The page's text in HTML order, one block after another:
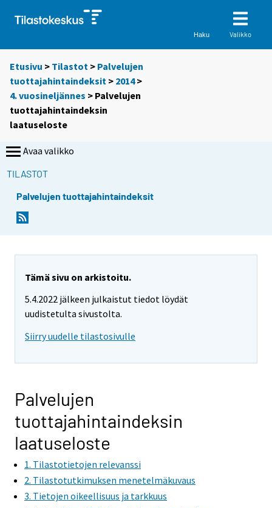
Haku Valikko
Etusivu > Tilastot > Palvelujen
tuottajahintaindeksit > 2014>
4. vuosineljännes > Palvelujen
tuottajahintaindeksin
laatuseloste
Avaa valikko
TILASTOT
Palvelujen tuottajahintaindeksit
Tämä sivu on arkistoitu.
5.4.2022 jälkeen julkaistut tiedot löydät
uudistetulta sivustolta.
Siirry uudelle tilastosivulle
Palvelujen
tuottajahintaindeksin
laatuseloste
1. Tilastotietojen relevanssi
2. Tilastotutkimuksen menetelmäkuvaus
3. Tietojen oikeellisuus ja tarkkuus